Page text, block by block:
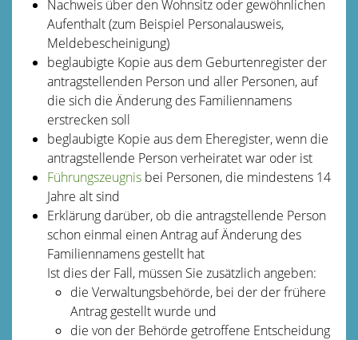
Nachweis über den Wohnsitz oder gewöhnlichen
Aufenthalt (zum Beispiel Personalausweis,
Meldebescheinigung)
beglaubigte Kopie aus dem Geburtenregister der
antragstellenden Person und aller Personen, auf
die sich die Änderung des Familiennamens
erstrecken soll
beglaubigte Kopie aus dem Eheregister, wenn die
antragstellende Person verheiratet war oder ist
Führungszeugnisbei Personen, die mindestens 14
Jahre alt sind
Erklärung darüber, ob die antragstellende Person
schon einmal einen Antrag auf Änderung des
Familiennamens gestellt hat
Ist dies der Fall, müssen Sie zusätzlich angeben:
die Verwaltungsbehörde, bei der der frühere
Antrag gestellt wurde und
die von der Behörde getroffene Entscheidung